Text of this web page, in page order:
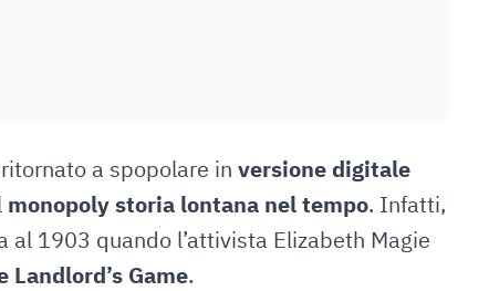
a spopolare in versione digitale
monopoly storia lontana nel tempo. Infatti,
1903 quando l’attivista Elizabeth Magie
Landlord’s Game.